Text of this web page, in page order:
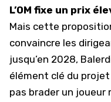
L’OM fixe un prix
Mais cette
convaincre les
jusqu’en 2028,
élément clé du projet
pas brader un joueur